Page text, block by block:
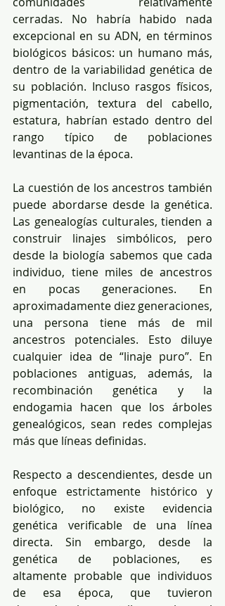
cerradas. No habría habido nada
excepcional en su ADN, en términos
biológicos básicos: un humano más,
dentro de la variabilidad genética de
su población. Incluso rasgos físicos,
pigmentación, textura del cabello,
estatura, habrían estado dentro del
rango típico de poblaciones
levantinas de la época.
La cuestión de los ancestros también
puede abordarse desde la genética.
Las genealogías culturales, tienden a
construir linajes simbólicos, pero
desde la biología sabemos que cada
individuo, tiene miles de ancestros
en pocas generaciones. En
aproximadamente diez generaciones,
una persona tiene más de mil
ancestros potenciales. Esto diluye
cualquier idea de “linaje puro”. En
poblaciones antiguas, además, la
recombinación genética y la
endogamia hacen que los árboles
genealógicos, sean redes complejas
más que líneas definidas.
Respecto a descendientes, desde un
enfoque estrictamente histórico y
biológico, no existe evidencia
genética verificable de una línea
directa. Sin embargo, desde la
genética de poblaciones, es
altamente probable que individuos
de esa época, que tuvieron